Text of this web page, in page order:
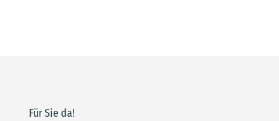
Für Sie da!